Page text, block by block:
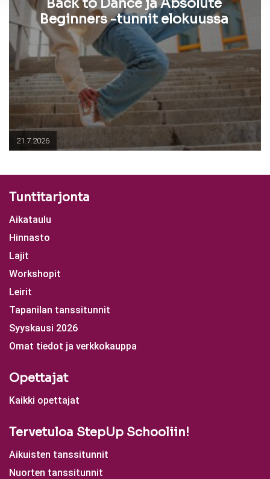
Beginners -tunnit elokuussa
21.7.2026
Tuntitarjonta
Aikataulu
Hinnasto
Lajit
Workshopit
Leirit
Tapanilan tanssitunnit
Syyskausi 2026
Omat tiedot ja verkkokauppa
Opettajat
Kaikki opettajat
Tervetuloa StepUp Schooliin!
Aikuisten tanssitunnit
Nuorten tanssitunnit